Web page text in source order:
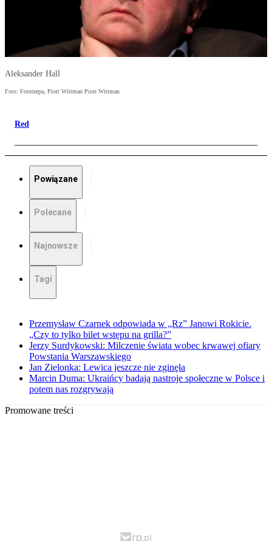
Aleksander Hall
Foto: Fotorzepa, Piotr Wittman Piotr Wittman
Red
Powiązane
Polecane
Najnowsze
Tagi
Przemysław Czarnek odpowiada w „Rz” Janowi Rokicie.
„Czy to tylko bilet wstępu na grilla?”
Jerzy Surdykowski: Milczenie świata wobec krwawej ofiary
Powstania Warszawskiego
Jan Zielonka: Lewica jeszcze nie zginęła
Marcin Duma: Ukraińcy badają nastroje społeczne w Polsce i
potem nas rozgrywają
Promowane treści